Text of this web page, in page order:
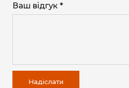
Ваш відгук *
Надіслати